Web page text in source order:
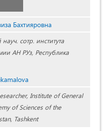
Бахтияровна
сотр. института
АН РУз, Республика
Institute of General
of Sciences of the
Tashkent